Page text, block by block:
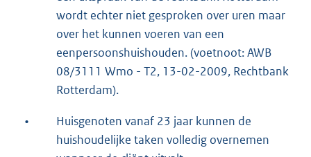
wordt echter niet gesproken over uren maar
over het kunnen voeren van een
eenpersoonshuishouden. (voetnoot: AWB
08/3111 Wmo - T2, 13-02-2009, Rechtbank
Rotterdam).
•
Huisgenoten vanaf 23 jaar kunnen de
huishoudelijke taken volledig overnemen